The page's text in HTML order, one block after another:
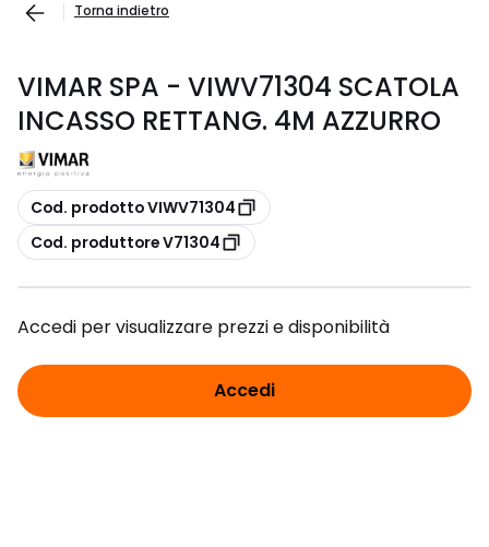
Torna indietro
VIMAR SPA - VIWV71304 SCATOLA
INCASSO RETTANG. 4M AZZURRO
copia
Cod. prodotto VIWV71304
copia
Cod. produttore V71304
Accedi per visualizzare prezzi e disponibilità
Accedi